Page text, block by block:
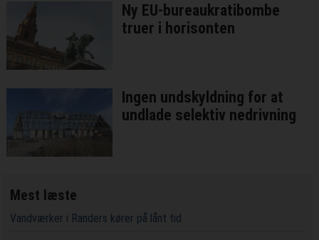
Ny EU-bureaukratibombe
truer i horisonten
Ingen undskyldning for at
undlade selektiv nedrivning
Mest læste
Vandværker i Randers kører på lånt tid